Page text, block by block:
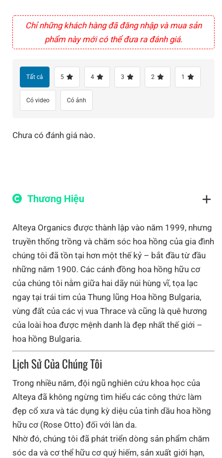
Chỉ những khách hàng đã đăng nhập và mua sản
phẩm này mới có thể đưa ra đánh giá.
Tất cả 5 4 3 2 1
Có video Có ảnh
Chưa có đánh giá nào.
Thương Hiệu
Alteya Organics được thành lập vào năm 1999, nhưng
truyền thống trồng và chăm sóc hoa hồng của gia đình
chúng tôi đã tồn tại hơn một thế kỷ – bắt đầu từ đầu
những năm 1900. Các cánh đồng hoa hồng hữu cơ
của chúng tôi nằm giữa hai dãy núi hùng vĩ, tọa lạc
ngay tại trái tim của Thung lũng Hoa hồng Bulgaria,
vùng đất của các vị vua Thrace và cũng là quê hương
của loài hoa được mệnh danh là đẹp nhất thế giới –
hoa hồng Bulgaria.
Lịch Sử Của Chúng Tôi
Trong nhiều năm, đội ngũ nghiên cứu khoa học của
Alteya đã không ngừng tìm hiểu các công thức làm
đẹp cổ xưa và tác dụng kỳ diệu của tinh dầu hoa hồng
hữu cơ (Rose Otto) đối với làn da.
Nhờ đó, chúng tôi đã phát triển dòng sản phẩm chăm
sóc da và cơ thể hữu cơ quý hiếm, sản xuất giới hạn,